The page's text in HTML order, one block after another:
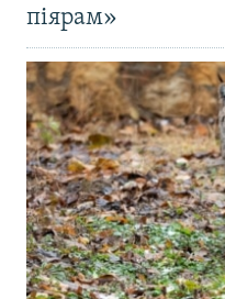
піярам»